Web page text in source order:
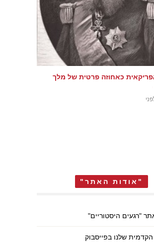
כאחוזה פרטית של מלך
"אודות האתר"
"רגעים היסטוריים"
שלנו בפייסבוק